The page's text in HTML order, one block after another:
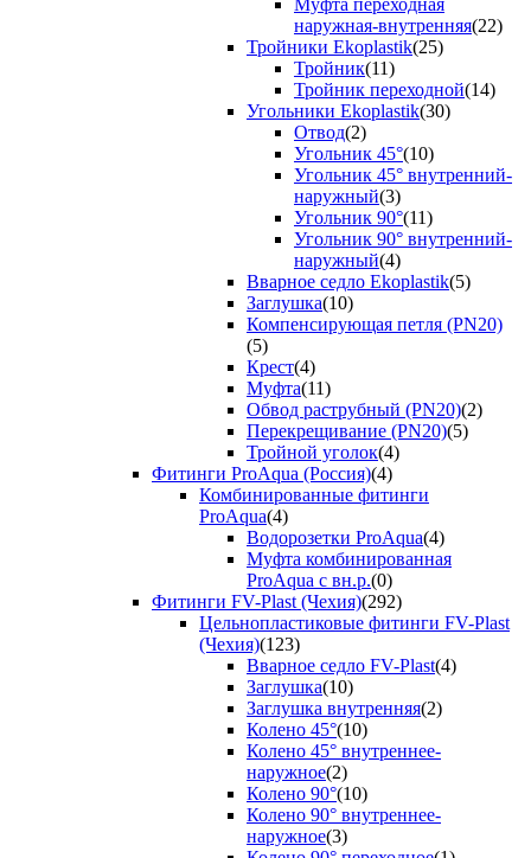
Муфта переходная
наружная-внутренняя(22)
Тройники Ekoplastik(25)
Тройник(11)
Тройник переходной(14)
Угольники Ekoplastik(30)
Отвод(2)
Угольник 45°(10)
Угольник 45° внутренний-
наружный(3)
Угольник 90°(11)
Угольник 90° внутренний-
наружный(4)
Вварное седло Ekoplastik(5)
Заглушка(10)
Компенсирующая петля (PN20)
(5)
Крест(4)
Муфта(11)
Обвод раструбный (PN20)(2)
Перекрещивание (PN20)(5)
Тройной уголок(4)
Фитинги ProAqua (Россия)(4)
Комбинированные фитинги
ProAqua(4)
Водорозетки ProAqua(4)
Муфта комбинированная
ProAqua с вн.р.(0)
Фитинги FV-Plast (Чехия)(292)
Цельнопластиковые фитинги FV-Plast
(Чехия)(123)
Вварное седло FV-Plast(4)
Заглушка(10)
Заглушка внутренняя(2)
Колено 45°(10)
Колено 45° внутреннее-
наружное(2)
Колено 90°(10)
Колено 90° внутреннее-
наружное(3)